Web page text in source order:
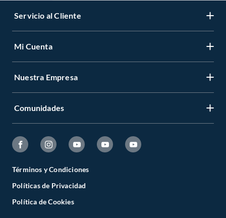
Servicio al Cliente
Mi Cuenta
Nuestra Empresa
Comunidades
Términos y Condiciones
Políticas de Privacidad
Política de Cookies